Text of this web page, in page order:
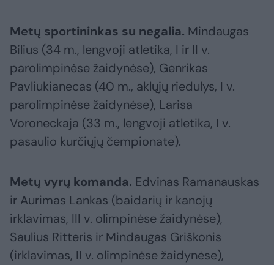
Metų sportininkas su negalia. Mindaugas
Bilius (34 m., lengvoji atletika, I ir II v.
parolimpinėse žaidynėse), Genrikas
Pavliukianecas (40 m., aklųjų riedulys, I v.
parolimpinėse žaidynėse), Larisa
Voroneckaja (33 m., lengvoji atletika, I v.
pasaulio kurčiųjų čempionate).
Metų vyrų komanda. Edvinas Ramanauskas
ir Aurimas Lankas (baidarių ir kanojų
irklavimas, III v. olimpinėse žaidynėse),
Saulius Ritteris ir Mindaugas Griškonis
(irklavimas, II v. olimpinėse žaidynėse),